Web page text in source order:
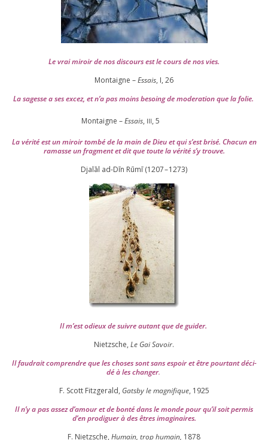
Le vrai miroir de nos dis­cours est le cours de nos vies.
Montaigne –Essais, I, 26
La sagesse a ses excez, et n’a pas moins besoing de mode­ra­tion que la folie.
Montaigne –Essais, III, 5
La véri­té est un miroir tom­bé de la main de Dieu et qui s’est bri­sé. Chacun en
ramasse un frag­ment et dit que toute la véri­té s’y trouve.
Djalāl ad-Dīn Rūmī (1207–1273)
Il m’est odieux de suivre autant que de gui­der.
Nietzsche, Le Gai Savoir.
Il fau­drait com­prendre que les choses sont sans espoir et être pour­tant déci­
dé à les chan­ger.
F. Scott Fitzgerald, Gatsby le magni­fique, 1925
Il n’y a pas assez d’a­mour et de bon­té dans le monde pour qu’il soit per­mis
d’en pro­di­guer à des êtres imaginaires.
F. Nietzsche, Humain, trop humain, 1878